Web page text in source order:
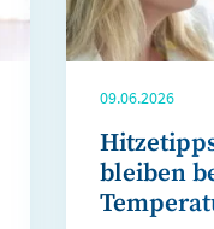
09.06.2026
bleiben